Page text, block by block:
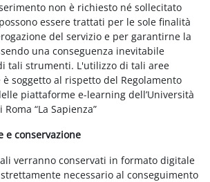
non è richiesto né sollecitato
essere trattati per le sole finalità
del servizio e per garantirne la
una conseguenza inevitabile
tali strumenti. L'utilizzo di tali aree
soggetto al rispetto del Regolamento
piattaforme e-learning dell’Università
“La Sapienza”
e conservazione
verranno conservati in formato digitale
necessario al conseguimento